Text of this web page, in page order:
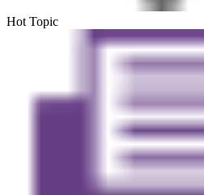
Hot Topic